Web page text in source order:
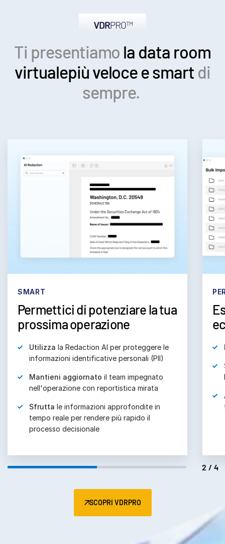
Ti presentiamo la data room
virtualepiù veloce e smart di
sempre.
SMART
Permettici di potenziare la tua
prossima operazione
Utilizza la Redaction AI per proteggere le
informazioni identificative personali (PII)
Mantieni aggiornato il team impegnato
nell'operazione con reportistica mirata
Sfrutta le informazioni approfondite in
tempo reale per rendere più rapido il
processo decisionale
2/4
SCOPRI VDRPRO